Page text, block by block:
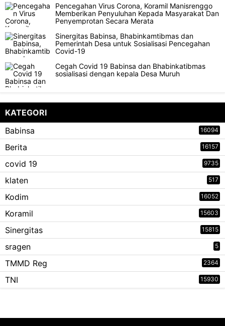
Pencegahan Virus Corona, Koramil Manisrenggo
Memberikan Penyuluhan Kepada Masyarakat Dan
Penyemprotan Secara Merata
Sinergitas Babinsa, Bhabinkamtibmas dan
Pemerintah Desa untuk Sosialisasi Pencegahan
Covid-19
Cegah Covid 19 Babinsa dan Bhabinkatibmas
sosialisasi dengan kepala Desa Muruh
KATEGORI
Babinsa
16094
Berita 16157
covid 19 9735
klaten 517
Kodim 16052
Koramil 15603
Sinergitas 15815
sragen 5
TMMD Reg 2364
TNI 15930